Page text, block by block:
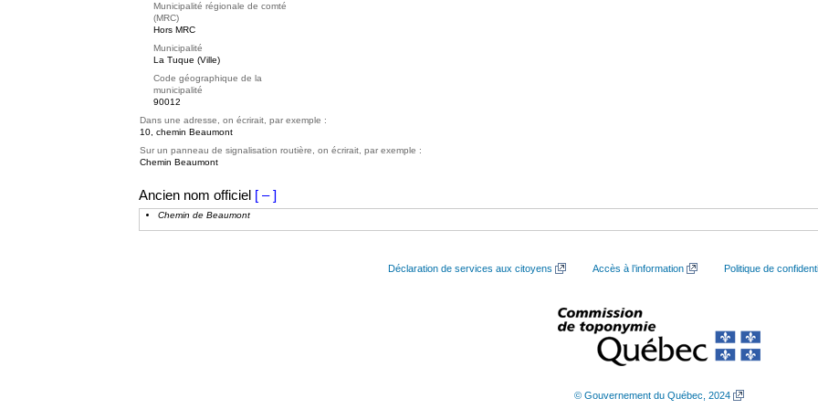
Municipalité régionale de comté
(MRC)
Hors MRC
Municipalité
La Tuque (Ville)
Code géographique de la
municipalité
90012
Dans une adresse, on écrirait, par exemple :
10, chemin Beaumont
Sur un panneau de signalisation routière, on écrirait, par exemple :
Chemin Beaumont
Ancien nom officiel [ – ]
Chemin de Beaumont
Déclaration de services aux citoyens Accès à l’information Politique de
© Gouvernement du Québec, 2024